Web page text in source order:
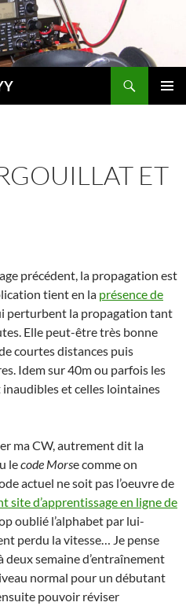
ET
précédent, la propagation est
tient en la présence de
perturbent la propagation tant
Elle peut-être très bonne
courtes distances puis
Idem sur 40m ou parfois les
et celles lointaines
ma CW, autrement dit la
lecode Morse comme on
actuel ne soit pas l’oeuvre de
site d’apprentissage en ligne de
oublié l’alphabet par lui-
perdu la vitesse… Je pense
deux semaine d’entraînement
normal pour un débutant
pouvoir réviser